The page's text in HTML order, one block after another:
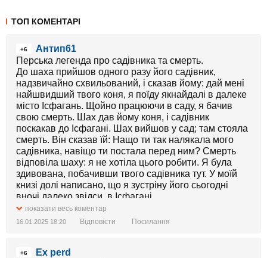
ТОП КОМЕНТАРІ
+6
Антип61
Перська легенда про садівника та смерть.
До шаха прийшов одного разу його садівник,
надзвичайно схвильований, і сказав йому: дай мені
найшвидший твого коня, я поїду якнайдалі в далеке
місто Ісфагань. Щойно працюючи в саду, я бачив
свою смерть. Шах дав йому коня, і садівник
поскакав до Ісфагані. Шах вийшов у сад; там стояла
смерть. Він сказав їй: Нащо ти так налякала мого
садівника, навіщо ти постала перед ним? Смерть
відповіла шаху: я не хотіла цього робити. Я була
здивована, побачивши твого садівника тут. У моїй
книзі долі написано, що я зустріну його сьогодні
вночі далеко звідси, в Ісфагані...
показати весь коментар
16.01.2025 18:20 Відповісти Посилання
+6
Ex perd